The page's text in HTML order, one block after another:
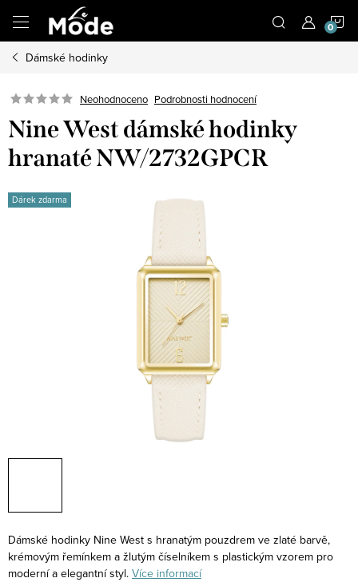
obsah
Dámské hodinky
Neohodnoceno Podrobnosti hodnocení
Nine West dámské hodinky
hranaté NW/2732GPCR
Dárek zdarma
Dámské hodinky Nine West s hranatým pouzdrem ve zlaté barvě,
krémovým řemínkem a žlutým číselníkem s plastickým vzorem pro
moderní a elegantní styl. Více informací